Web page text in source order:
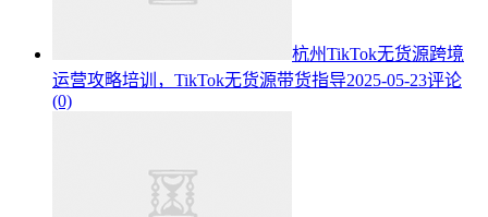
杭州TikTok无货源跨境
运营攻略培训，TikTok无货源带货指导2025-05-23评论
(0)